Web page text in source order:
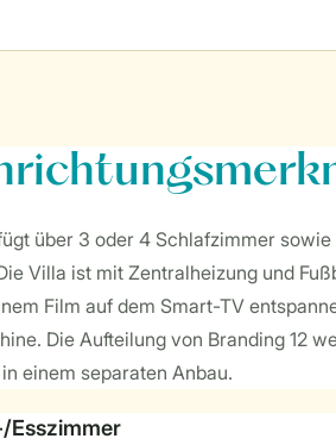
über 3 oder 4 Schlafzimmer
Villa ist mit Zentralheizung und
Film auf dem Smart-TV
Die Aufteilung von Branding 12
einem separaten Anbau.
Esszimmer